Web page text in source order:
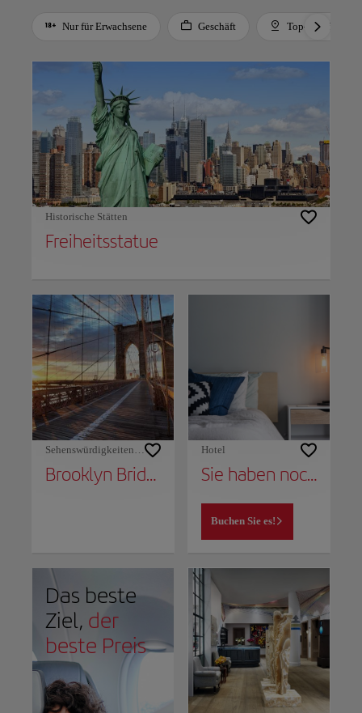
Nur für Erwachsene Geschäft
Top-
Historische Stätten
Freiheitsstatue
Sehenswürdigkeiten und Denkmäler
Brooklyn Bridge
Hotel
Sie haben noch keinen Ort, um noch zu bleiben?
Buchen Sie es!
Das beste
Ziel, der
beste Preis